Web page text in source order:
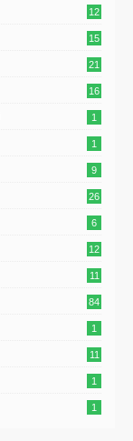
12
15
21
16
1
1
9
26
6
12
11
84
1
11
1
1